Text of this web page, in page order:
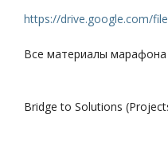
https://drive.google.com/
Все материалы марафона
Bridge to Solutions